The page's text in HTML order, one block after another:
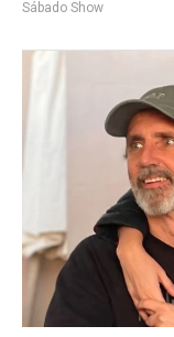
Sábado Show